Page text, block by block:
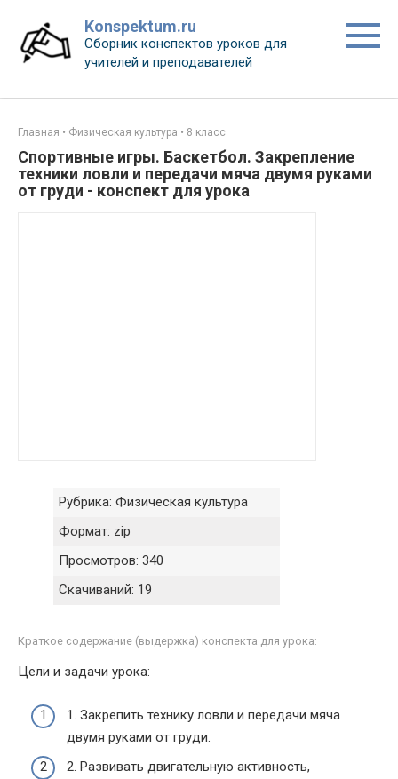
контенту
Konspektum.ru
Сборник конспектов уроков для
учителей и преподавателей
Главная • Физическая культура • 8 класс
Спортивные игры. Баскетбол. Закрепление
техники ловли и передачи мяча двумя руками
от груди - конспект для урока
Рубрика: Физическая культура
Формат: zip
Просмотров: 340
Скачиваний: 19
Краткое содержание (выдержка) конспекта для урока:
Цели и задачи урока:
1. Закрепить технику ловли и передачи мяча
двумя руками от груди.
2. Развивать двигательную активность,